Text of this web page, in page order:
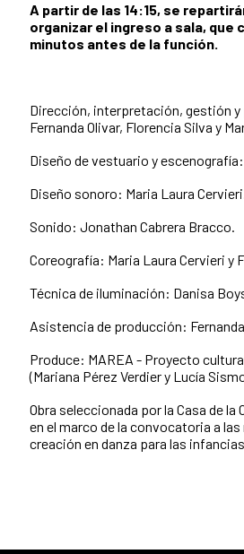
A partir de las 14:15, se
organizar el ingreso a sala, que
minutos antes de la función.
Dirección, interpretación, gestión
Fernanda Olivar, Florencia Silva y
Diseño de vestuario y
Diseño sonoro: Maria Laura
Sonido: Jonathan Cabrera Bracco.
Coreografía: Maria Laura Cervieri y
Técnica de iluminación: Danisa
Asistencia de producción:
Produce: MAREA - Proyecto
(Mariana Pérez Verdier y Lucía
Obra seleccionada por la Casa de la
en el marco de la convocatoria a
creación en danza para las infancias